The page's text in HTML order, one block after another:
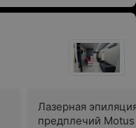
Лазерная
предплечий Motus